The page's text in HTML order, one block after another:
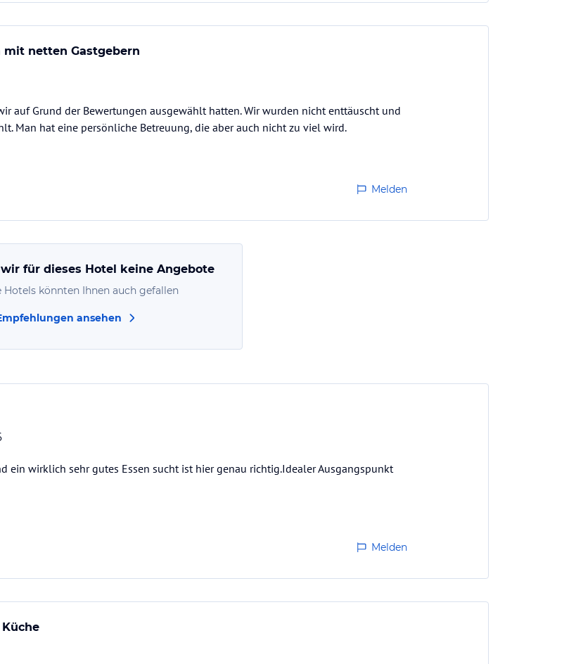
netten Gastgebern
auf Grund der Bewertungen ausgewählt hatten. Wir wurden nicht enttäuscht und
Man hat eine persönliche Betreuung, die aber auch nicht zu viel wird.
Melden
für dieses Hotel keine Angebote
Hotels könnten Ihnen auch gefallen
ansehen
ein wirklich sehr gutes Essen sucht ist hier genau richtig.Idealer Ausgangspunkt
Melden